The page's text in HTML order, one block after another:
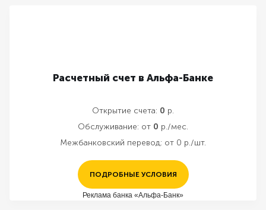
Расчетный счет в Альфа-Банке
Открытие счета: 0 р.
Обслуживание: от 0 р./мес.
Межбанковский перевод: от 0 р./шт.
ПОДРОБНЫЕ УСЛОВИЯ
Реклама банка «Альфа-Банк»